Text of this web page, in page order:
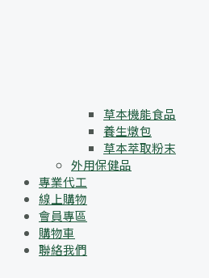
草本機能食品
養生燉包
草本萃取粉末
外用保健品
專業代工
線上購物
會員專區
購物車
聯絡我們